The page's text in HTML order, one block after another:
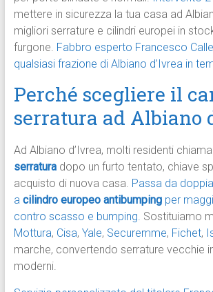
mettere in sicurezza la tua casa ad
migliori serrature e cilindri europei in
furgone. Fabbro esperto Francesco
qualsiasi frazione di Albiano d’Ivrea in
Perché scegliere il
serratura ad Albiano
Ad Albiano d’Ivrea, molti residenti
serraturadopo un furto tentato, chiave
acquisto di nuova casa. Passa da
a cilindro europeo antibumpingper
contro scasso e bumping. Sostituiamo
Mottura, Cisa, Yale, Securemme, Fichet,
marche, convertendo serrature vecchie
moderni.